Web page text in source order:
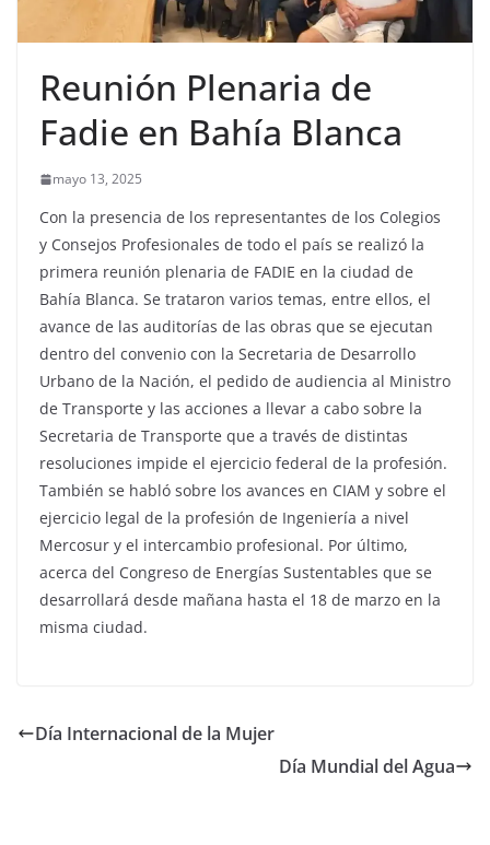
Reunión Plenaria de
Fadie en Bahía Blanca
mayo 13, 2025
Con la presencia de los representantes de los Colegios
y Consejos Profesionales de todo el país se realizó la
primera reunión plenaria de FADIE en la ciudad de
Bahía Blanca. Se trataron varios temas, entre ellos, el
avance de las auditorías de las obras que se ejecutan
dentro del convenio con la Secretaria de Desarrollo
Urbano de la Nación, el pedido de audiencia al Ministro
de Transporte y las acciones a llevar a cabo sobre la
Secretaria de Transporte que a través de distintas
resoluciones impide el ejercicio federal de la profesión.
También se habló sobre los avances en CIAM y sobre el
ejercicio legal de la profesión de Ingeniería a nivel
Mercosur y el intercambio profesional. Por último,
acerca del Congreso de Energías Sustentables que se
desarrollará desde mañana hasta el 18 de marzo en la
misma ciudad.
Día Internacional de la Mujer
Día Mundial del Agua